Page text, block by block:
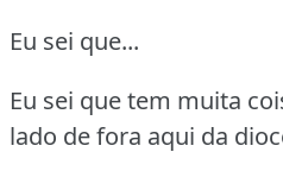
Eu sei que...
Eu sei que tem muita
lado de fora aqui da